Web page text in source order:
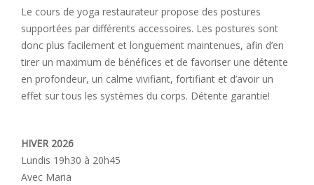
Le cours de yoga restaurateur propose des postures
supportées par différents accessoires. Les postures sont
donc plus facilement et longuement maintenues, afin d’en
tirer un maximum de bénéfices et de favoriser une détente
en profondeur, un calme vivifiant, fortifiant et d’avoir un
effet sur tous les systèmes du corps. Détente garantie!
HIVER 2026
Lundis 19h30 à 20h45
Avec Maria